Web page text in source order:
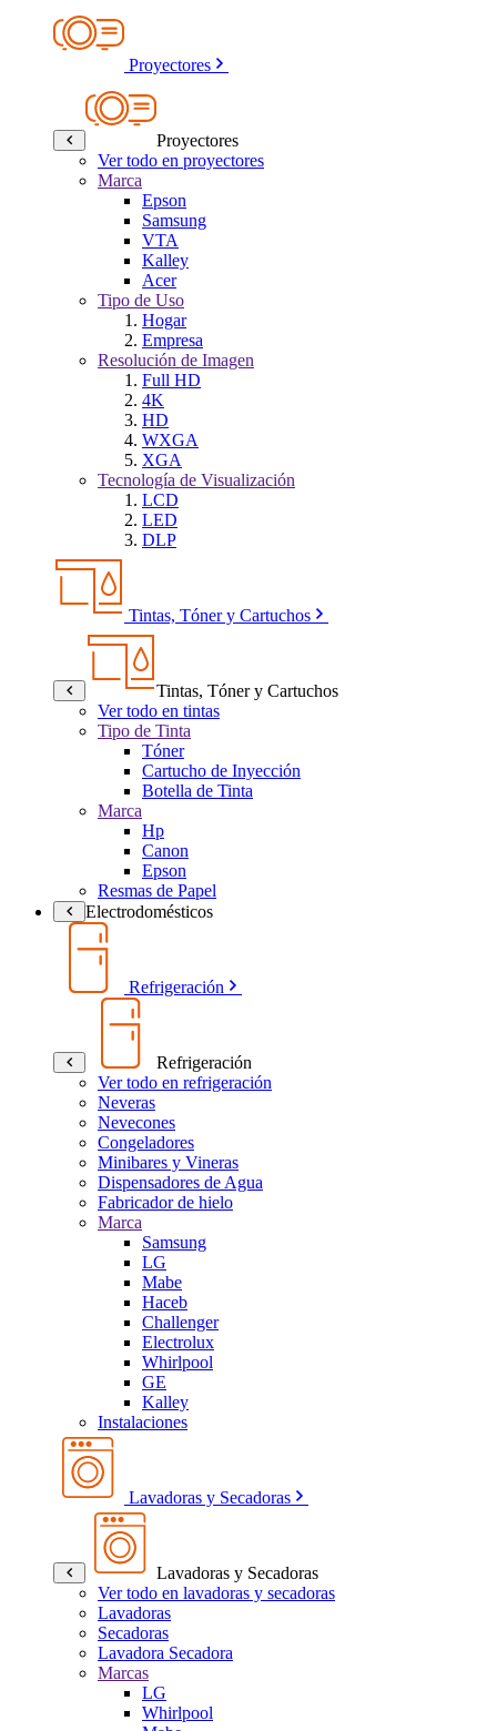
Proyectores
Proyectores
Ver todo en proyectores
Marca
Epson
Samsung
VTA
Kalley
Acer
Tipo de Uso
Hogar
Empresa
Resolución de Imagen
Full HD
4K
HD
WXGA
XGA
Tecnología de Visualización
LCD
LED
DLP
Tintas, Tóner y Cartuchos
Tintas, Tóner y Cartuchos
Ver todo en tintas
Tipo de Tinta
Tóner
Cartucho de Inyección
Botella de Tinta
Marca
Hp
Canon
Epson
Resmas de Papel
Electrodomésticos
Refrigeración
Refrigeración
Ver todo en refrigeración
Neveras
Nevecones
Congeladores
Minibares y Vineras
Dispensadores de Agua
Fabricador de hielo
Marca
Samsung
LG
Mabe
Haceb
Challenger
Electrolux
Whirlpool
GE
Kalley
Instalaciones
Lavadoras y Secadoras
Lavadoras y Secadoras
Ver todo en lavadoras y secadoras
Lavadoras
Secadoras
Lavadora Secadora
Marcas
LG
Whirlpool